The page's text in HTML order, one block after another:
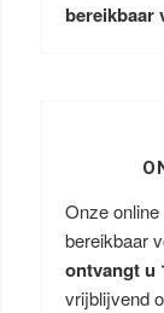
bereikbaar
Onze
bereikbaar
ontvangt u
vrijblijvend